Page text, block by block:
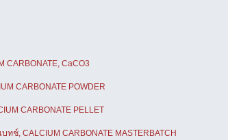
CARBONATE, CaCO3
CARBONATE POWDER
CARBONATE PELLET
ช์, CALCIUM CARBONATE MASTERBATCH